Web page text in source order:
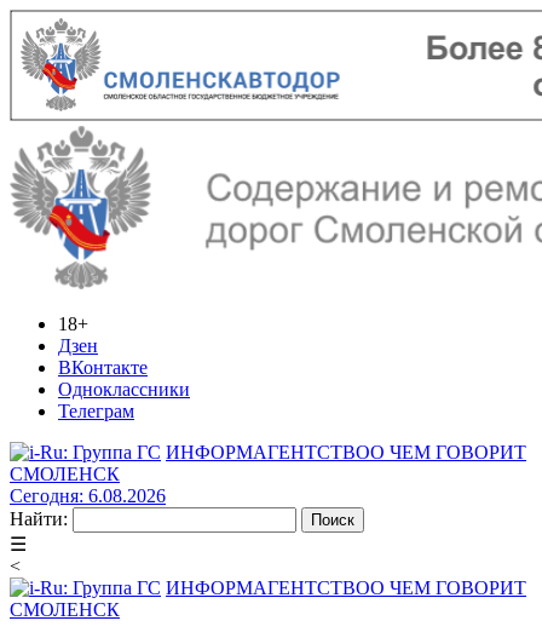
18+
Дзен
ВКонтакте
Одноклассники
Телеграм
ИНФОРМАГЕНТСТВОО ЧЕМ ГОВОРИТ
СМОЛЕНСК
Сегодня: 6.08.2026
Найти:
☰
<
ИНФОРМАГЕНТСТВОО ЧЕМ ГОВОРИТ
СМОЛЕНСК